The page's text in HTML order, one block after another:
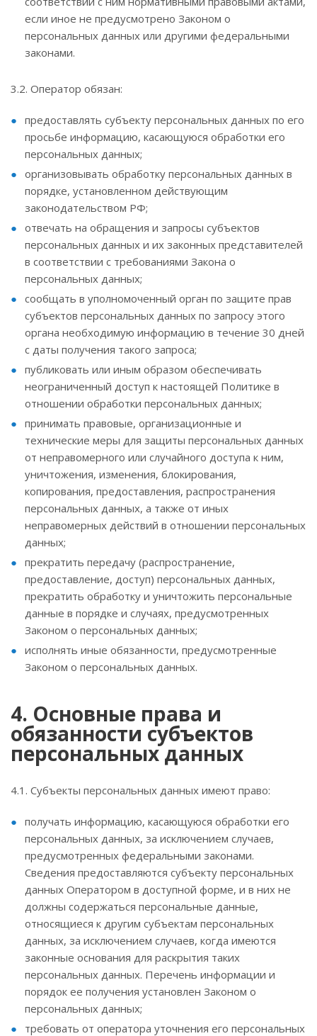
если иное не предусмотрено Законом о
персональных данных или другими федеральными
законами.
3.2. Оператор обязан:
предоставлять субъекту персональных данных по его
просьбе информацию, касающуюся обработки его
персональных данных;
организовывать обработку персональных данных в
порядке, установленном действующим
законодательством РФ;
отвечать на обращения и запросы субъектов
персональных данных и их законных представителей
в соответствии с требованиями Закона о
персональных данных;
сообщать в уполномоченный орган по защите прав
субъектов персональных данных по запросу этого
органа необходимую информацию в течение 30 дней
с даты получения такого запроса;
публиковать или иным образом обеспечивать
неограниченный доступ к настоящей Политике в
отношении обработки персональных данных;
принимать правовые, организационные и
технические меры для защиты персональных данных
от неправомерного или случайного доступа к ним,
уничтожения, изменения, блокирования,
копирования, предоставления, распространения
персональных данных, а также от иных
неправомерных действий в отношении персональных
данных;
прекратить передачу (распространение,
предоставление, доступ) персональных данных,
прекратить обработку и уничтожить персональные
данные в порядке и случаях, предусмотренных
Законом о персональных данных;
исполнять иные обязанности, предусмотренные
Законом о персональных данных.
4. Основные права и
обязанности субъектов
персональных данных
4.1. Субъекты персональных данных имеют право:
получать информацию, касающуюся обработки его
персональных данных, за исключением случаев,
предусмотренных федеральными законами.
Сведения предоставляются субъекту персональных
данных Оператором в доступной форме, и в них не
должны содержаться персональные данные,
относящиеся к другим субъектам персональных
данных, за исключением случаев, когда имеются
законные основания для раскрытия таких
персональных данных. Перечень информации и
порядок ее получения установлен Законом о
персональных данных;
требовать от оператора уточнения его персональных